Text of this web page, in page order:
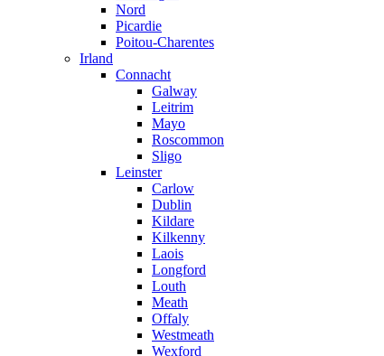
Nord
Picardie
Poitou-Charentes
Irland
Connacht
Galway
Leitrim
Mayo
Roscommon
Sligo
Leinster
Carlow
Dublin
Kildare
Kilkenny
Laois
Longford
Louth
Meath
Offaly
Westmeath
Wexford